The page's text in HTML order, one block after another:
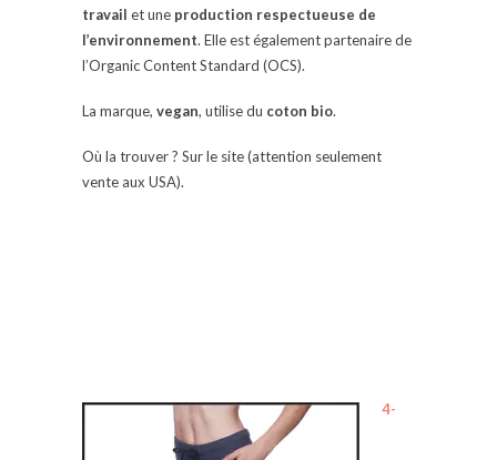
travail et une production respectueuse de
l’environnement. Elle est également partenaire de
l’Organic Content Standard (OCS).
La marque, vegan, utilise du coton bio.
Où la trouver ? Sur le site (attention seulement
vente aux USA).
4-